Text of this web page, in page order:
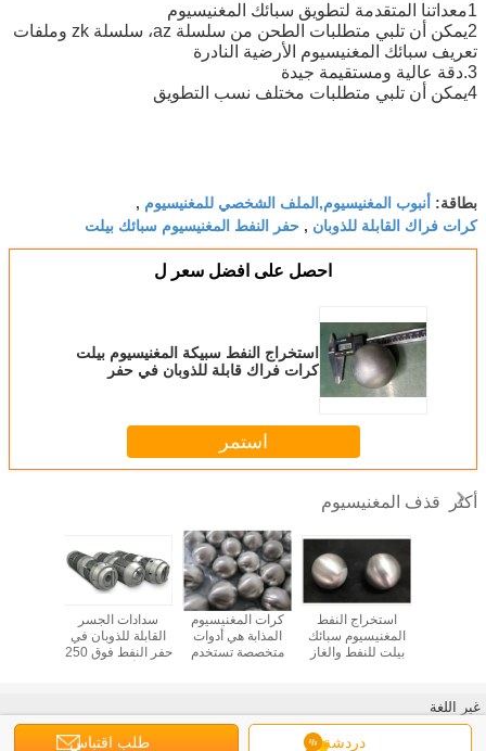
1معداتنا المتقدمة لتطويق سبائك المغنيسيوم
2يمكن أن تلبي متطلبات الطحن من سلسلة az، سلسلة zk وملفات
تعريف سبائك المغنيسيوم الأرضية النادرة
3.دقة عالية ومستقيمة جيدة
4يمكن أن تلبي متطلبات مختلف نسب التطويق
بطاقة: أنبوب المغنيسيوم,الملف الشخصي للمغنيسيوم ,
كرات فراك القابلة للذوبان , حفر النفط المغنيسيوم سبائك بيلت
احصل على افضل سعر ل
استخراج النفط سبيكة المغنيسيوم بيلت
كرات فراك قابلة للذوبان في حفر
استمر
أكثر قذف المغنيسيوم
سدادات الجسر
القابلة للذوبان في
حفر النفط فوق 250
كرات المغنيسيوم
المذابة هي أدوات
متخصصة تستخدم
استخراج النفط
المغنيسيوم سبائك
بيلت للنفط والغاز
Mpa كرة
دردشة طلب اقتباس
غير اللغة